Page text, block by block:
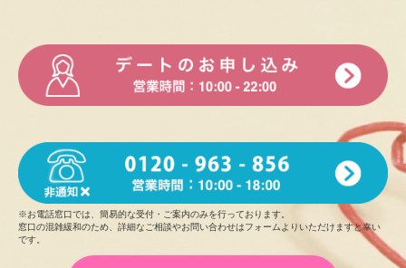
※お電話窓口では、簡易的な受付・ご案内のみを行っております。
窓口の混雑緩和のため、詳細なご相談やお問い合わせはフォームよりいただけますと幸い
です。